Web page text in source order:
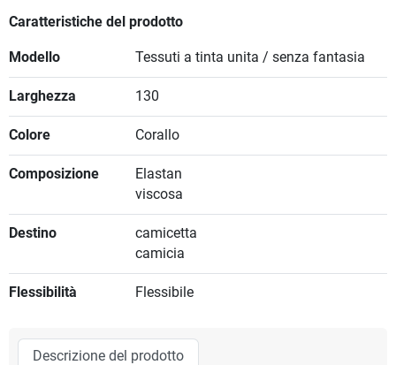
Caratteristiche del prodotto
Modello Tessuti a tinta unita / senza fantasia
Larghezza 130
Colore Corallo
Composizione
Elastan
viscosa
Destino
camicetta
camicia
Flessibilità Flessibile
Descrizione del prodotto